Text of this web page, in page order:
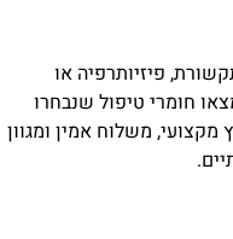
פיזיותרפיה או
חומרי טיפול שנבחרו
משלוח אמין ומגוון